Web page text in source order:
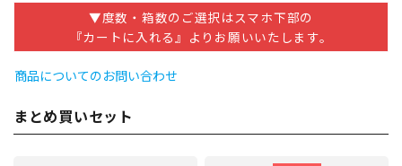
▼度数・箱数のご選択はスマホ下部の
『カートに入れる』よりお願いいたします。
商品についてのお問い合わせ
まとめ買いセット